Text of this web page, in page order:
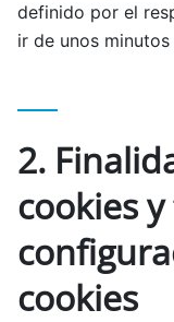
definido por el
ir de unos
2.
cookies
cookies